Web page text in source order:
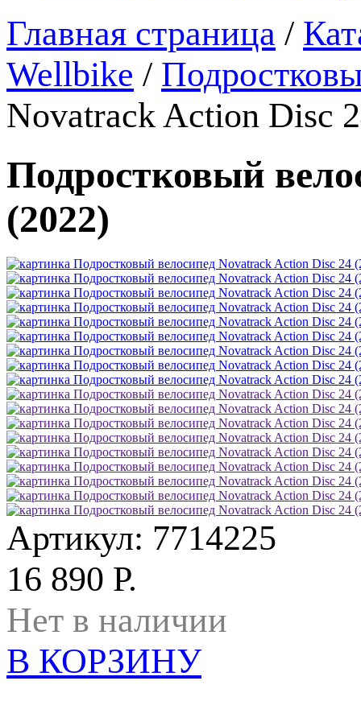
Главная страница /
Wellbike /
Novatrack Action Disc
Подростковый
(2022)
Артикул: 7714225
16 890 Р.
Нет в наличии
В КОРЗИНУ